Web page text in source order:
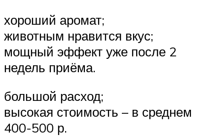
хороший аромат;
животным нравится вкус;
мощный эффект уже после 2
недель приёма.
большой расход;
высокая стоимость – в среднем
400-500 р.